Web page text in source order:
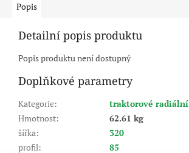
Popis
Detailní popis produktu
Popis produktu není dostupný
Doplňkové parametry
Kategorie:
traktorové radiální
Hmotnost:
62.61 kg
šířka:
320
profil: 85